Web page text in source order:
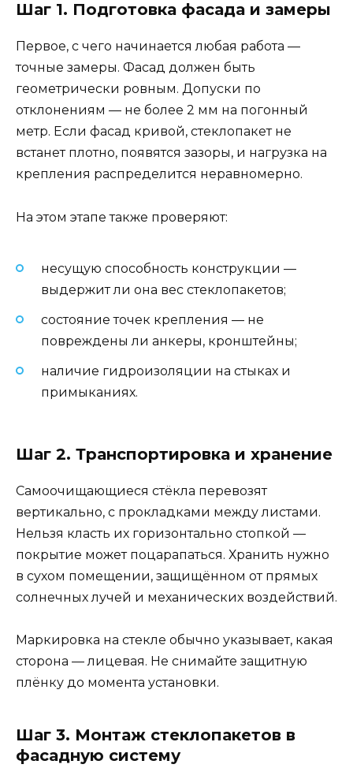
Шаг 1. Подготовка фасада и замеры
Первое, с чего начинается любая работа —
точные замеры. Фасад должен быть
геометрически ровным. Допуски по
отклонениям — не более 2 мм на погонный
метр. Если фасад кривой, стеклопакет не
встанет плотно, появятся зазоры, и нагрузка на
крепления распределится неравномерно.
На этом этапе также проверяют:
несущую способность конструкции —
выдержит ли она вес стеклопакетов;
состояние точек крепления — не
повреждены ли анкеры, кронштейны;
наличие гидроизоляции на стыках и
примыканиях.
Шаг 2. Транспортировка и хранение
Самоочищающиеся стёкла перевозят
вертикально, с прокладками между листами.
Нельзя класть их горизонтально стопкой —
покрытие может поцарапаться. Хранить нужно
в сухом помещении, защищённом от прямых
солнечных лучей и механических воздействий.
Маркировка на стекле обычно указывает, какая
сторона — лицевая. Не снимайте защитную
плёнку до момента установки.
Шаг 3. Монтаж стеклопакетов в
фасадную систему